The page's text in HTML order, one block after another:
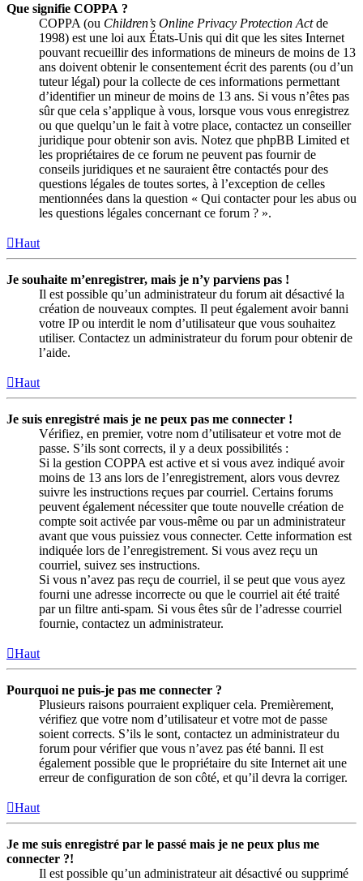
Que signifie COPPA ?
COPPA (ou Children’s Online Privacy Protection Actde
1998) est une loi aux États-Unis qui dit que les sites Internet
pouvant recueillir des informations de mineurs de moins de 13
ans doivent obtenir le consentement écrit des parents (ou d’un
tuteur légal) pour la collecte de ces informations permettant
d’identifier un mineur de moins de 13 ans. Si vous n’êtes pas
sûr que cela s’applique à vous, lorsque vous vous enregistrez
ou que quelqu’un le fait à votre place, contactez un conseiller
juridique pour obtenir son avis. Notez que phpBB Limited et
les propriétaires de ce forum ne peuvent pas fournir de
conseils juridiques et ne sauraient être contactés pour des
questions légales de toutes sortes, à l’exception de celles
mentionnées dans la question « Qui contacter pour les abus ou
les questions légales concernant ce forum ? ».
Haut
Je souhaite m’enregistrer, mais je n’y parviens pas !
Il est possible qu’un administrateur du forum ait désactivé la
création de nouveaux comptes. Il peut également avoir banni
votre IP ou interdit le nom d’utilisateur que vous souhaitez
utiliser. Contactez un administrateur du forum pour obtenir de
l’aide.
Haut
Je suis enregistré mais je ne peux pas me connecter !
Vérifiez, en premier, votre nom d’utilisateur et votre mot de
passe. S’ils sont corrects, il y a deux possibilités :
Si la gestion COPPA est active et si vous avez indiqué avoir
moins de 13 ans lors de l’enregistrement, alors vous devrez
suivre les instructions reçues par courriel. Certains forums
peuvent également nécessiter que toute nouvelle création de
compte soit activée par vous-même ou par un administrateur
avant que vous puissiez vous connecter. Cette information est
indiquée lors de l’enregistrement. Si vous avez reçu un
courriel, suivez ses instructions.
Si vous n’avez pas reçu de courriel, il se peut que vous ayez
fourni une adresse incorrecte ou que le courriel ait été traité
par un filtre anti-spam. Si vous êtes sûr de l’adresse courriel
fournie, contactez un administrateur.
Haut
Pourquoi ne puis-je pas me connecter ?
Plusieurs raisons pourraient expliquer cela. Premièrement,
vérifiez que votre nom d’utilisateur et votre mot de passe
soient corrects. S’ils le sont, contactez un administrateur du
forum pour vérifier que vous n’avez pas été banni. Il est
également possible que le propriétaire du site Internet ait une
erreur de configuration de son côté, et qu’il devra la corriger.
Haut
Je me suis enregistré par le passé mais je ne peux plus me
connecter ?!
Il est possible qu’un administrateur ait désactivé ou supprimé